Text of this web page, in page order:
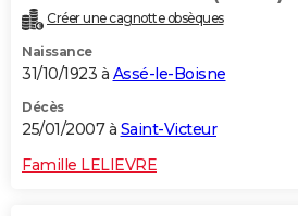
Créer une cagnotte obsèques
Naissance
31/10/1923 à Assé-le-Boisne
Décès
25/01/2007 à Saint-Victeur
Famille LELIEVRE